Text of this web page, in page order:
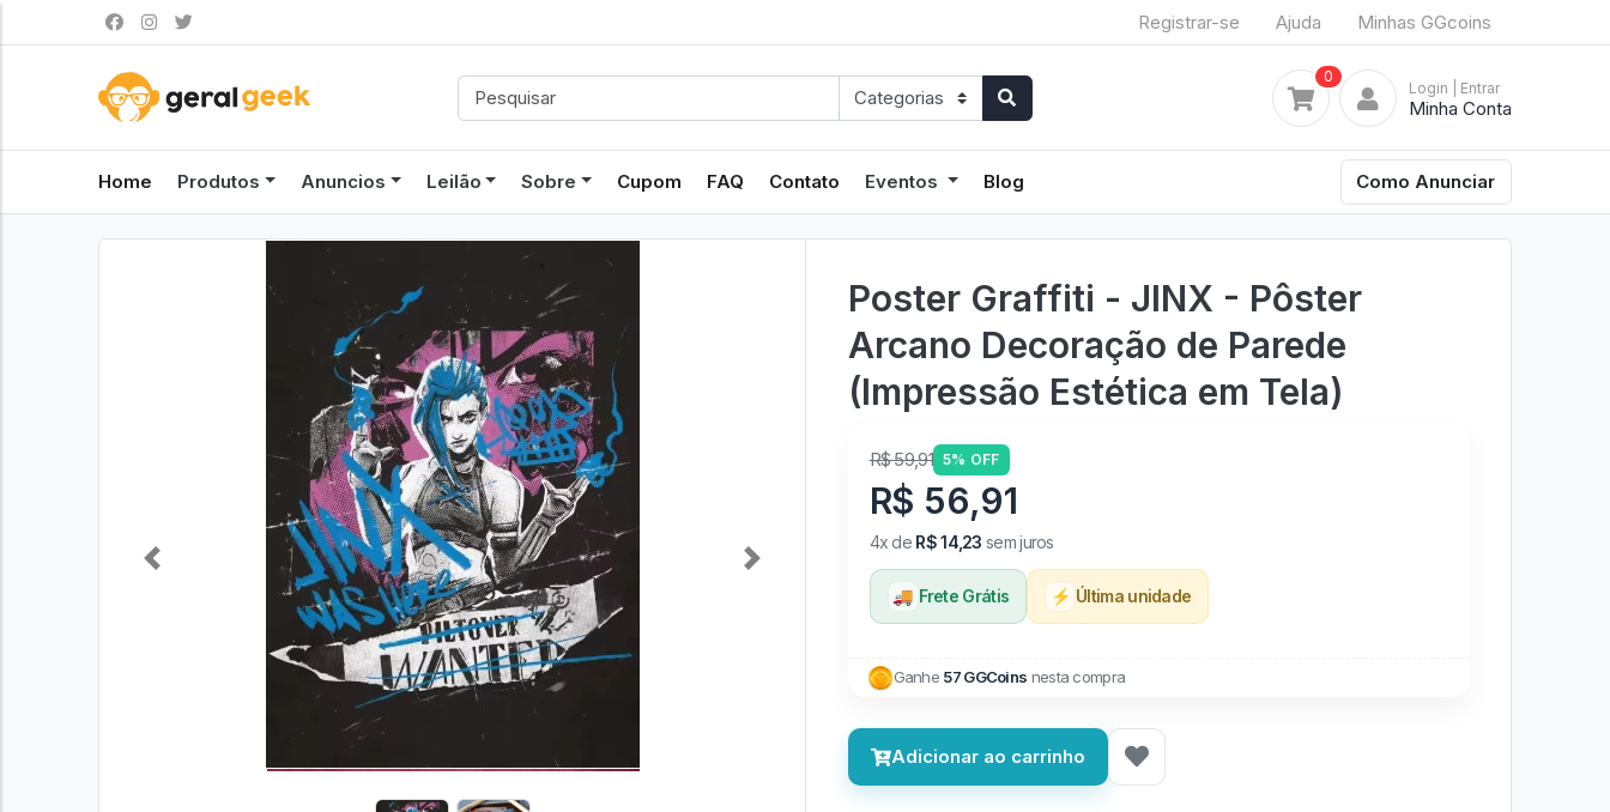
Registrar-se Ajuda Minhas GGcoins
0
Login | Entrar
Minha Conta
Home Produtos Anuncios Leilão Sobre Cupom FAQ Contato Eventos Blog Como Anunciar
Previous Next
Poster Graffiti - JINX - Pôster
Arcano Decoração de Parede
(Impressão Estética em Tela)
R$ 59,91 5% OFF
R$ 56,91
4x de R$ 14,23 sem juros
🚚 Frete Grátis ⚡ Última unidade
Ganhe 57 GGCoins nesta compra
Adicionar ao carrinho